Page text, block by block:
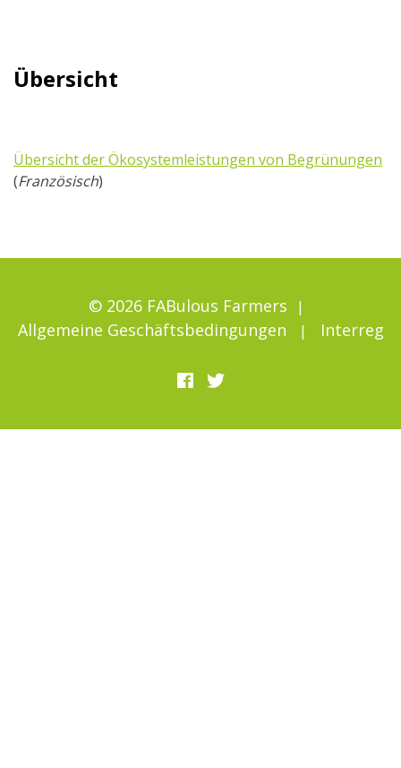
Übersicht
Übersicht der Ökosystemleistungen von Begrünungen
(Französisch)
© 2026 FABulous Farmers
Allgemeine Geschäftsbedingungen
Interreg